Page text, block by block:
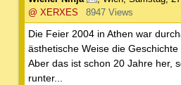
@ XERXES
8947 Views
Die Feier 2004 in Athen war
ästhetische Weise die
Aber das ist schon 20 Jahre her,
runter...